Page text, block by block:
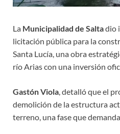
La Municipalidad de Saltadio
licitación pública para la
Santa Lucía, una obra
río Arias con una inversión
Gastón Viola, detalló que el
demolición de la estructura
terreno, una fase que